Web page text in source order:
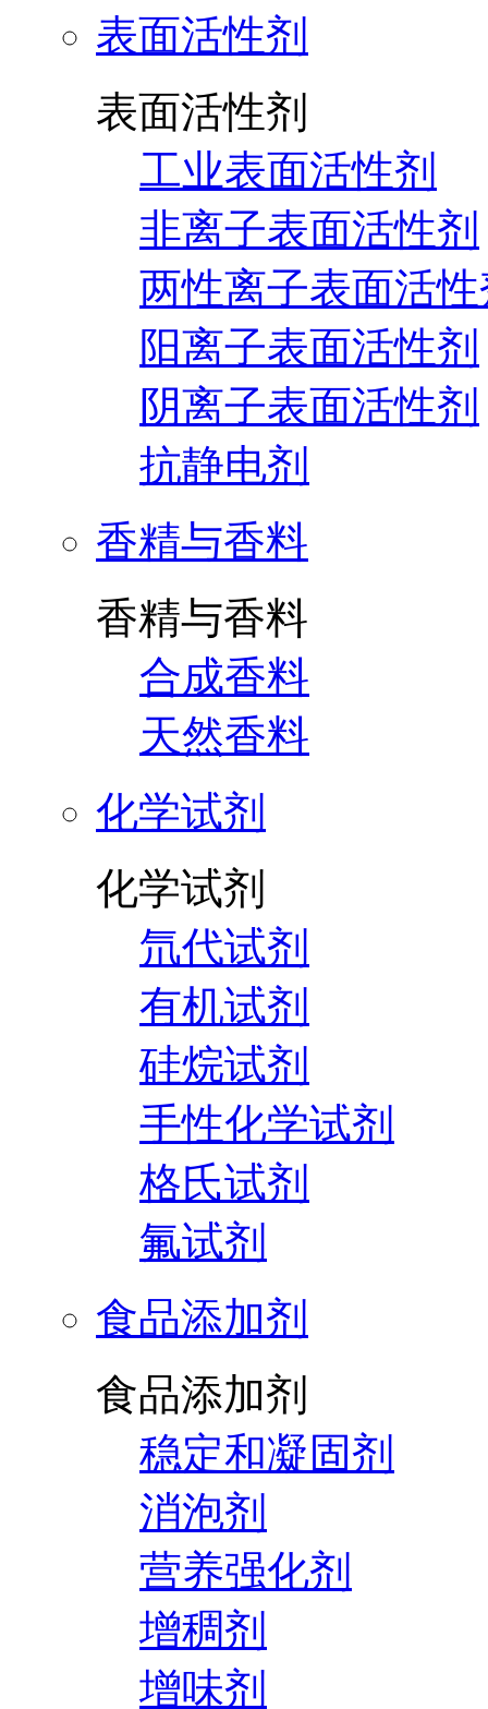
表面活性剂
表面活性剂
工业表面活性剂
非离子表面活性剂
两性离子表面活
阳离子表面活性剂
阴离子表面活性剂
抗静电剂
香精与香料
香精与香料
合成香料
天然香料
化学试剂
化学试剂
氘代试剂
有机试剂
硅烷试剂
手性化学试剂
格氏试剂
氟试剂
食品添加剂
食品添加剂
稳定和凝固剂
消泡剂
营养强化剂
增稠剂
增味剂